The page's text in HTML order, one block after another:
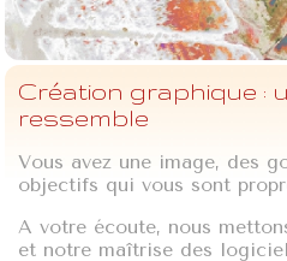
Création graphique :
ressemble
Vous avez une image, des
objectifs qui vous sont
A votre écoute, nous
et notre maîtrise des